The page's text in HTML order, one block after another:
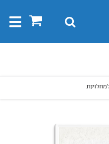
0 חיפוש